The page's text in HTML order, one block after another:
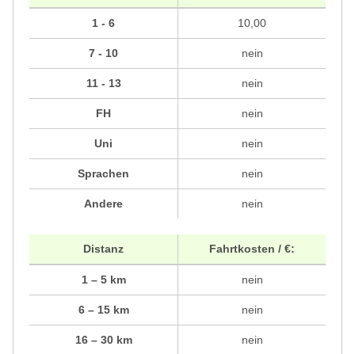
1 - 6
7 - 10
11 - 13
FH
Uni
Sprachen
Andere
10,00
nein
nein
nein
nein
nein
nein
Distanz
1 – 5 km
6 – 15 km
16 – 30 km
Fahrtkosten / €:
nein
nein
nein